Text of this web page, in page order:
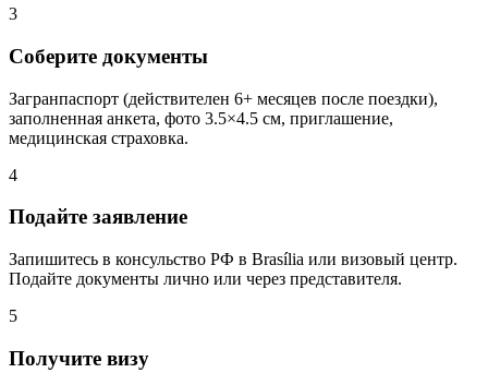
3
Соберите документы
Загранпаспорт (действителен 6+ месяцев после поездки),
заполненная анкета, фото 3.5×4.5 см, приглашение,
медицинская страховка.
4
Подайте заявление
Запишитесь в консульство РФ в Brasília или визовый центр.
Подайте документы лично или через представителя.
5
Получите визу